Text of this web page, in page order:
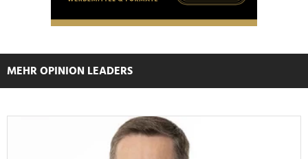
Partner führen diese Informationen möglicherweise mit
weiteren Daten zusammen, die Sie ihnen bereitgestellt
gesammelt haben.
MEHR OPINION LEADERS